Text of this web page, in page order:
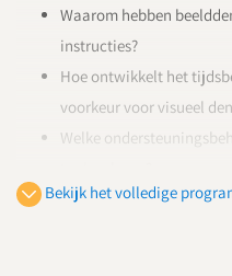
Waarom hebben
instructies?
Hoe ontwikkelt het
voorkeur voor visueel
Welke
Welke oplossingen zijn
Bekijk het volledige